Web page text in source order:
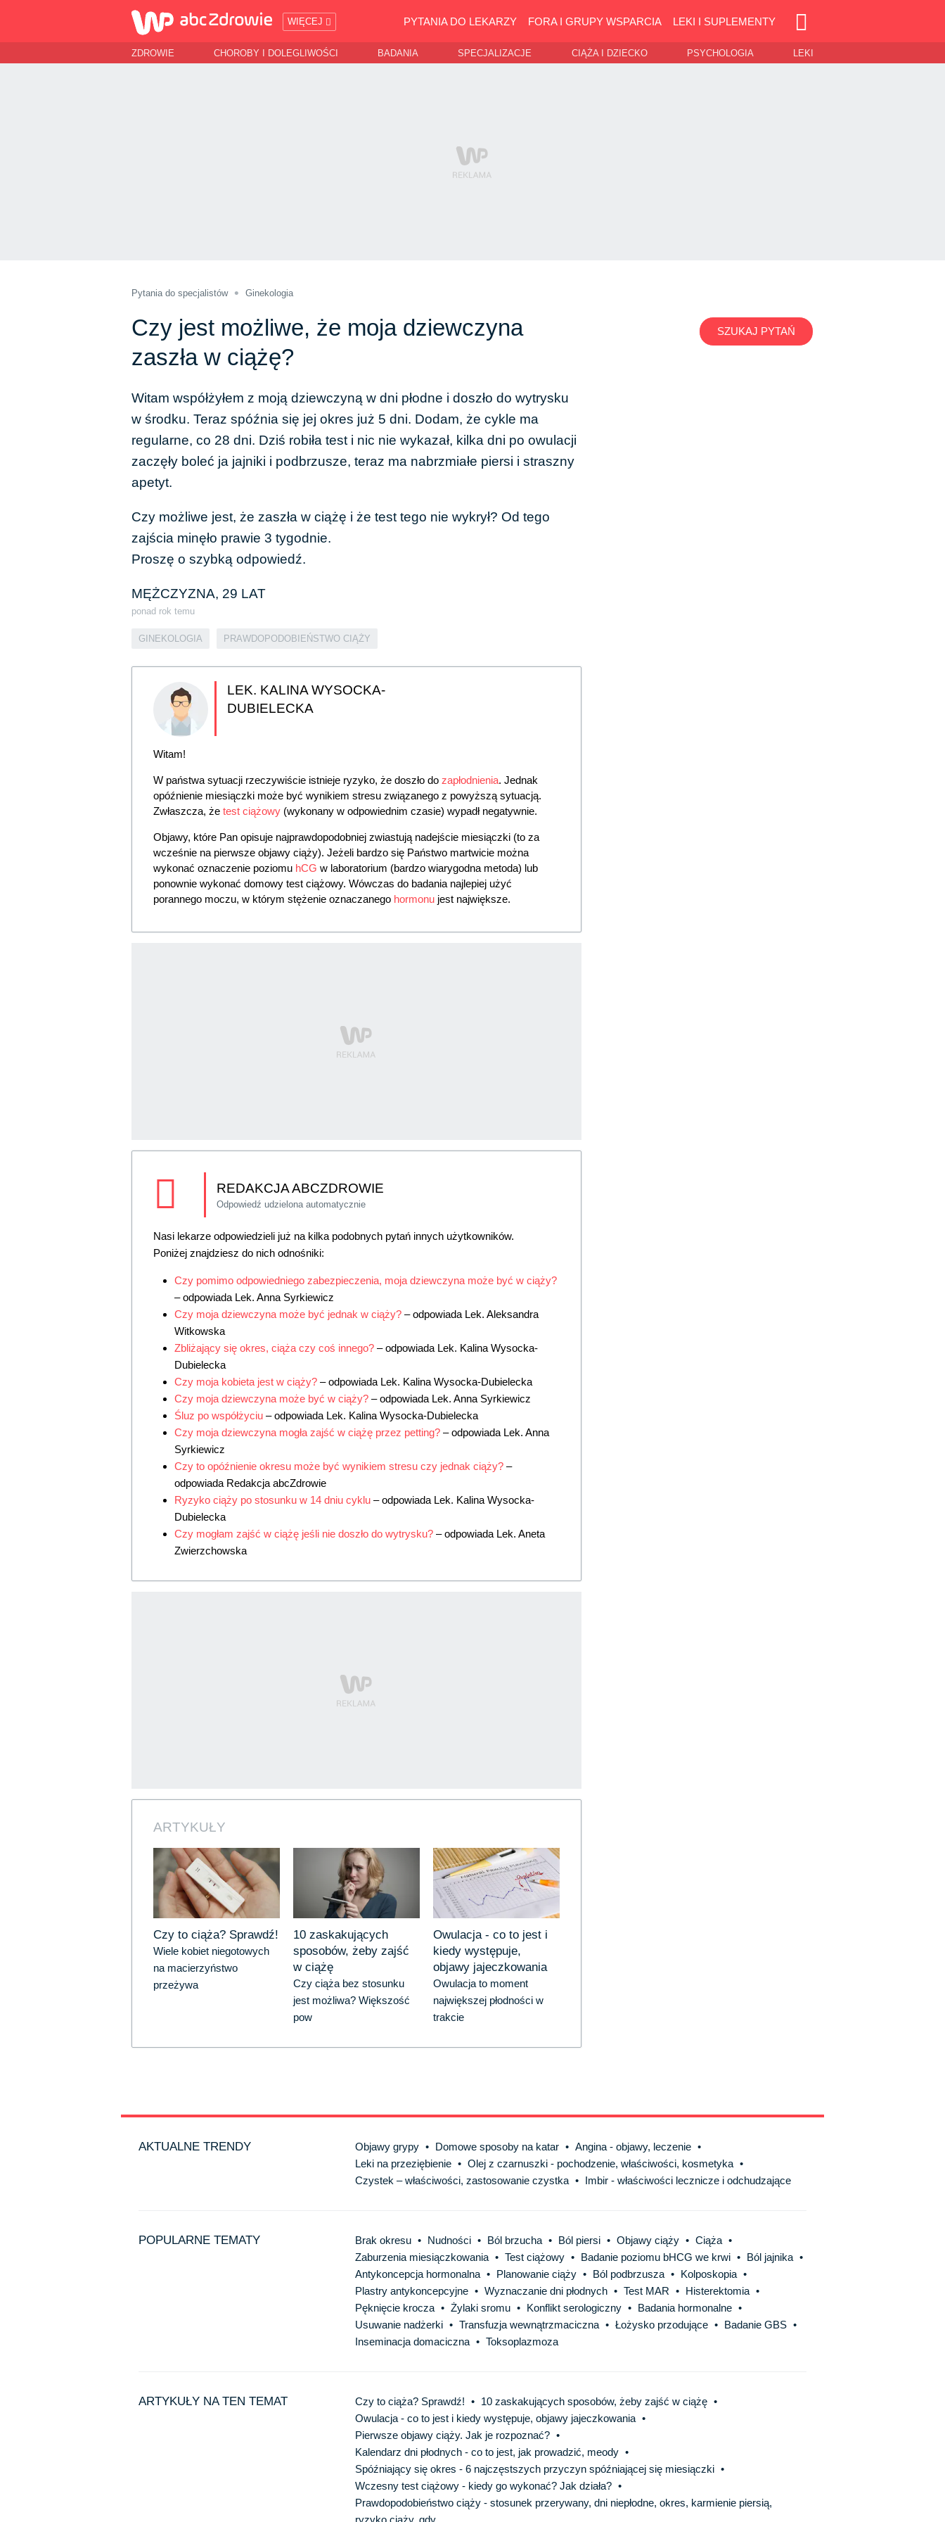
WIĘCEJ PYTANIA DO LEKARZY FORA I GRUPY WSPARCIA LEKI I SUPLEMENTY
ZDROWIE CHOROBY I DOLEGLIWOŚCI BADANIA SPECJALIZACJE CIĄŻA I DZIECKO PSYCHOLOGIA LEKI
Pytania do specjalistów Ginekologia
Czy jest możliwe, że moja dziewczyna
zaszła w ciążę?
Witam współżyłem z moją dziewczyną w dni płodne i doszło do wytrysku
w środku. Teraz spóźnia się jej okres już 5 dni. Dodam, że cykle ma
regularne, co 28 dni. Dziś robiła test i nic nie wykazał, kilka dni po owulacji
zaczęły boleć ja jajniki i podbrzusze, teraz ma nabrzmiałe piersi i straszny
apetyt.
Czy możliwe jest, że zaszła w ciążę i że test tego nie wykrył? Od tego
zajścia minęło prawie 3 tygodnie.
Proszę o szybką odpowiedź.
MĘŻCZYZNA, 29 LAT
ponad rok temu
GINEKOLOGIA PRAWDOPODOBIEŃSTWO CIĄŻY
LEK. KALINA WYSOCKA-
DUBIELECKA
Witam!
W państwa sytuacji rzeczywiście istnieje ryzyko, że doszło do zapłodnienia. Jednak
opóźnienie miesiączki może być wynikiem stresu związanego z powyższą sytuacją.
Zwłaszcza, że test ciążowy (wykonany w odpowiednim czasie) wypadł negatywnie.
Objawy, które Pan opisuje najprawdopodobniej zwiastują nadejście miesiączki (to za
wcześnie na pierwsze objawy ciąży). Jeżeli bardzo się Państwo martwicie można
wykonać oznaczenie poziomu hCG w laboratorium (bardzo wiarygodna metoda) lub
ponownie wykonać domowy test ciążowy. Wówczas do badania najlepiej użyć
porannego moczu, w którym stężenie oznaczanego hormonu jest największe.
REDAKCJA ABCZDROWIE
Odpowiedź udzielona automatycznie
Nasi lekarze odpowiedzieli już na kilka podobnych pytań innych użytkowników.
Poniżej znajdziesz do nich odnośniki:
Czy pomimo odpowiedniego zabezpieczenia, moja dziewczyna może być w ciąży?
– odpowiada Lek. Anna Syrkiewicz
Czy moja dziewczyna może być jednak w ciąży? – odpowiada Lek. Aleksandra
Witkowska
Zbliżający się okres, ciąża czy coś innego? – odpowiada Lek. Kalina Wysocka-
Dubielecka
Czy moja kobieta jest w ciąży? – odpowiada Lek. Kalina Wysocka-Dubielecka
Czy moja dziewczyna może być w ciąży? – odpowiada Lek. Anna Syrkiewicz
Śluz po współżyciu – odpowiada Lek. Kalina Wysocka-Dubielecka
Czy moja dziewczyna mogła zajść w ciążę przez petting? – odpowiada Lek. Anna
Syrkiewicz
Czy to opóźnienie okresu może być wynikiem stresu czy jednak ciąży? –
odpowiada Redakcja abcZdrowie
Ryzyko ciąży po stosunku w 14 dniu cyklu – odpowiada Lek. Kalina Wysocka-
Dubielecka
Czy mogłam zajść w ciążę jeśli nie doszło do wytrysku? – odpowiada Lek. Aneta
Zwierzchowska
ARTYKUŁY
Czy to ciąża? Sprawdź!
Wiele kobiet niegotowych
na macierzyństwo
przeżywa
10 zaskakujących
sposobów, żeby zajść
w ciążę
Czy ciąża bez stosunku
jest możliwa? Większość
pow
Owulacja - co to jest i
kiedy występuje,
objawy jajeczkowania
Owulacja to moment
największej płodności w
trakcie
SZUKAJ PYTAŃ
AKTUALNE TRENDY Objawy grypy • Domowe sposoby na katar • Angina - objawy, leczenie •
Leki na przeziębienie • Olej z czarnuszki - pochodzenie, właściwości, kosmetyka •
Czystek – właściwości, zastosowanie czystka • Imbir - właściwości lecznicze i odchudzające
POPULARNE TEMATY Brak okresu • Nudności • Ból brzucha • Ból piersi • Objawy ciąży • Ciąża •
Zaburzenia miesiączkowania • Test ciążowy • Badanie poziomu bHCG we krwi • Ból jajnika •
Antykoncepcja hormonalna • Planowanie ciąży • Ból podbrzusza • Kolposkopia •
Plastry antykoncepcyjne • Wyznaczanie dni płodnych • Test MAR • Histerektomia •
Pęknięcie krocza • Żylaki sromu • Konflikt serologiczny • Badania hormonalne •
Usuwanie nadżerki • Transfuzja wewnątrzmaciczna • Łożysko przodujące • Badanie GBS •
Inseminacja domaciczna • Toksoplazmoza
ARTYKUŁY NA TEN TEMAT Czy to ciąża? Sprawdź! • 10 zaskakujących sposobów, żeby zajść w ciążę •
Owulacja - co to jest i kiedy występuje, objawy jajeczkowania •
Pierwsze objawy ciąży. Jak je rozpoznać? •
Kalendarz dni płodnych - co to jest, jak prowadzić, meody •
Spóźniający się okres - 6 najczęstszych przyczyn spóźniającej się miesiączki •
Wczesny test ciążowy - kiedy go wykonać? Jak działa? •
Prawdopodobieństwo ciąży - stosunek przerywany, dni niepłodne, okres, karmienie piersią,